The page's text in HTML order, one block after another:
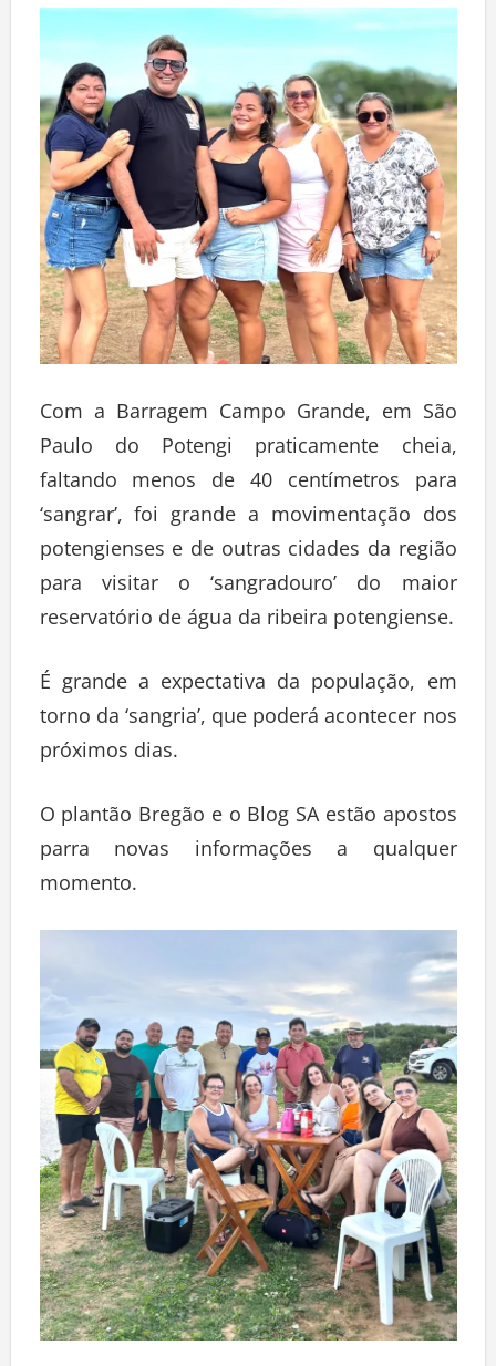
Com a Barragem Campo Grande, em São
Paulo do Potengi praticamente cheia,
faltando menos de 40 centímetros para
‘sangrar’, foi grande a movimentação dos
potengienses e de outras cidades da região
para visitar o ‘sangradouro’ do maior
reservatório de água da ribeira potengiense.
É grande a expectativa da população, em
torno da ‘sangria’, que poderá acontecer nos
próximos dias.
O plantão Bregão e o Blog SA estão apostos
parra novas informações a qualquer
momento.